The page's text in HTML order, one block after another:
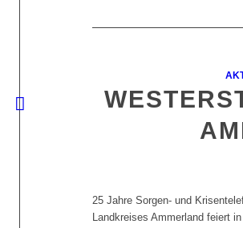
25 Jahre Sorgen- und
Landkreises Ammerland feiert